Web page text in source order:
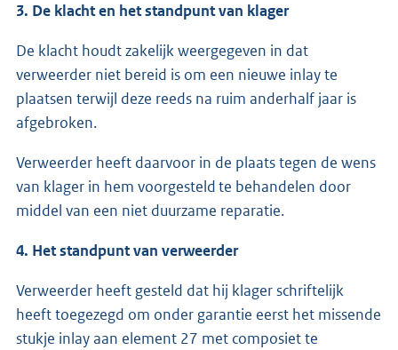
3. De klacht en het standpunt van klager
De klacht houdt zakelijk weergegeven in dat
verweerder niet bereid is om een nieuwe inlay te
plaatsen terwijl deze reeds na ruim anderhalf jaar is
afgebroken.
Verweerder heeft daarvoor in de plaats tegen de wens
van klager in hem voorgesteld te behandelen door
middel van een niet duurzame reparatie.
4. Het standpunt van verweerder
Verweerder heeft gesteld dat hij klager schriftelijk
heeft toegezegd om onder garantie eerst het missende
stukje inlay aan element 27 met composiet te